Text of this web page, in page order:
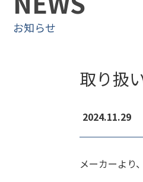
お知らせ
取り扱
2024.11.29
メーカーより